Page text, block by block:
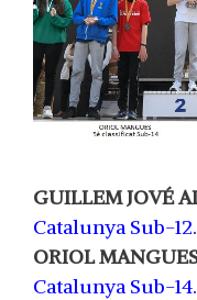
GUILLEM JOVÉ
Catalunya Sub-12.
ORIOL
Catalunya Sub-14.